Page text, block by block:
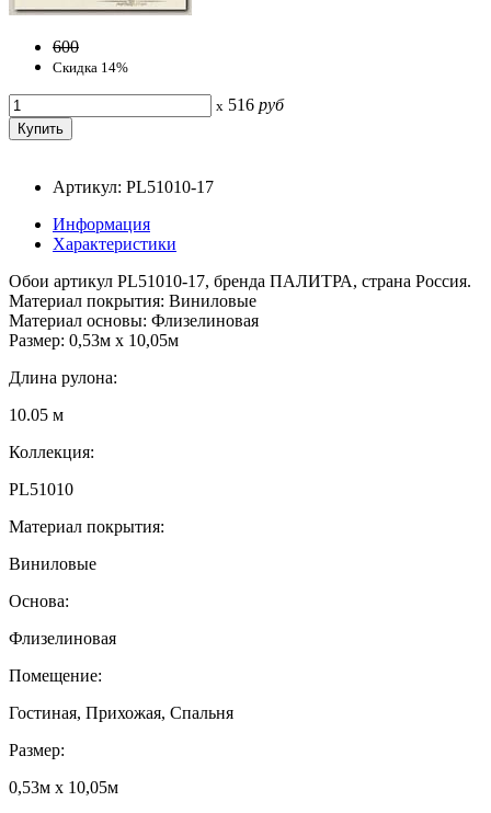
600
Скидка 14%
x 516 руб
Артикул: PL51010-17
Информация
Характеристики
Обои артикул PL51010-17, бренда ПАЛИТРА, страна Россия.
Материал покрытия: Виниловые
Материал основы: Флизелиновая
Размер: 0,53м x 10,05м
Длина рулона:
10.05 м
Коллекция:
PL51010
Материал покрытия:
Виниловые
Основа:
Флизелиновая
Помещение:
Гостиная, Прихожая, Спальня
Размер:
0,53м x 10,05м